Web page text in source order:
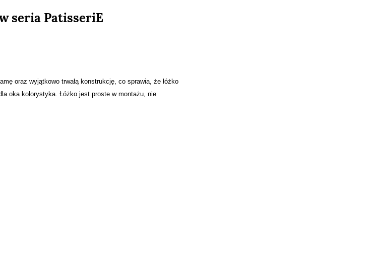
seria PatisseriE
oraz wyjątkowo trwałą konstrukcję, co sprawia, że łóżko
oka kolorystyka. Łóżko jest proste w montażu, nie